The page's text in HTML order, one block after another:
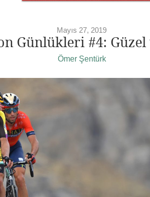
Mayıs 27, 2019
Günlükleri #4: Güzel
Ömer Şentürk